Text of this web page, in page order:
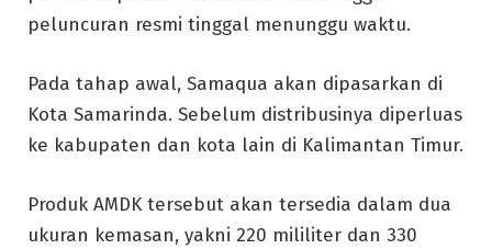
peluncuran resmi tinggal menunggu waktu.
Pada tahap awal, Samaqua akan dipasarkan di
Kota Samarinda. Sebelum distribusinya diperluas
ke kabupaten dan kota lain di Kalimantan Timur.
Produk AMDK tersebut akan tersedia dalam dua
ukuran kemasan, yakni 220 mililiter dan 330